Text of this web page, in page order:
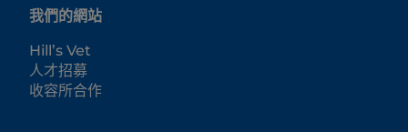
我們的網站
Hill’s Vet
人才招募
收容所合作